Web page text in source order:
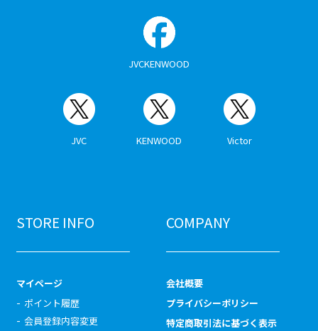
JVCKENWOOD
JVC KENWOOD Victor
STORE INFO
マイページ
ポイント履歴
会員登録内容変更
COMPANY
会社概要
プライバシーポリシー
特定商取引法に基づく表示